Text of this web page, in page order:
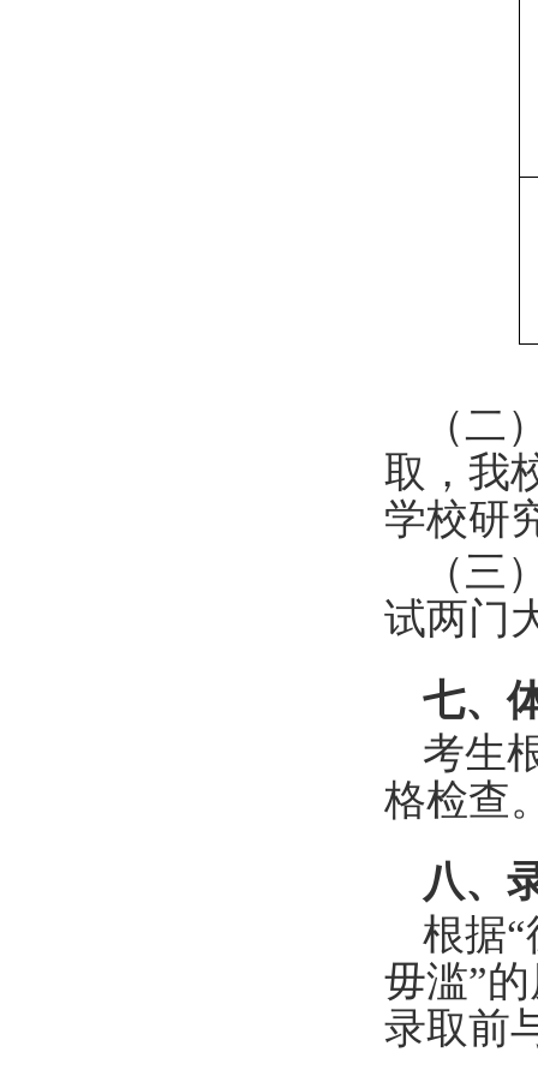
（
取，我
学校研
（
试两门
七、
考生
格检查
八、
根据
毋滥”
录取前